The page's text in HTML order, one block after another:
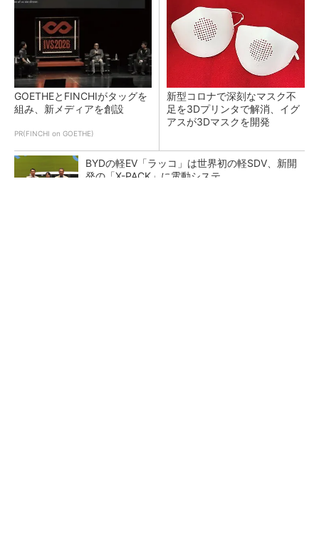
GOETHEとFINCHIがタッグを
組み、新メディアを創設
PR(FINCHI on GOETHE)
新型コロナで深刻なマスク不
足を3Dプリンタで解消、イグ
アスが3Dマスクを開発
BYDの軽EV「ラッコ」は世界初の軽SDV、新開
発の「X-PACK」に電動システ...